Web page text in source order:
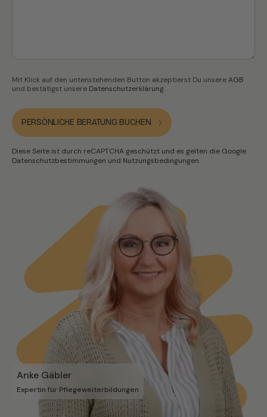
Anke Gäbler
Expertin für Pflegeweiterbildungen
Mit Klick auf den untenstehenden Button akzeptierst Du unsereAGB
und bestätigst unsere Datenschutzerklärung.
Diese Seite ist durch reCAPTCHA geschützt und es gelten die Google
Datenschutzbestimmungen und Nutzungsbedingungen.